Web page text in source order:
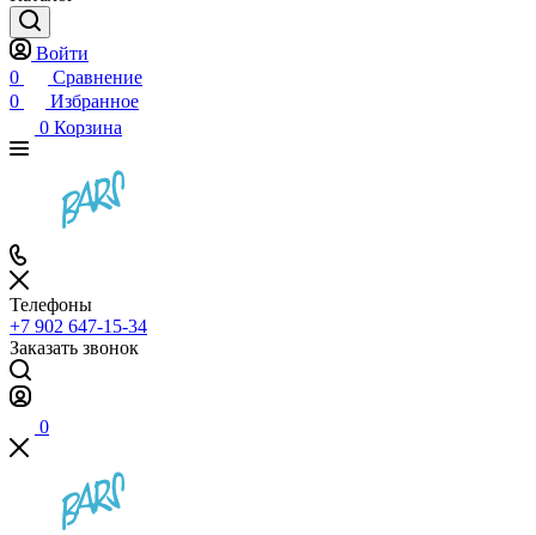
Войти
0
Сравнение
0
Избранное
0 Корзина
Телефоны
+7 902 647-15-34
Заказать звонок
0